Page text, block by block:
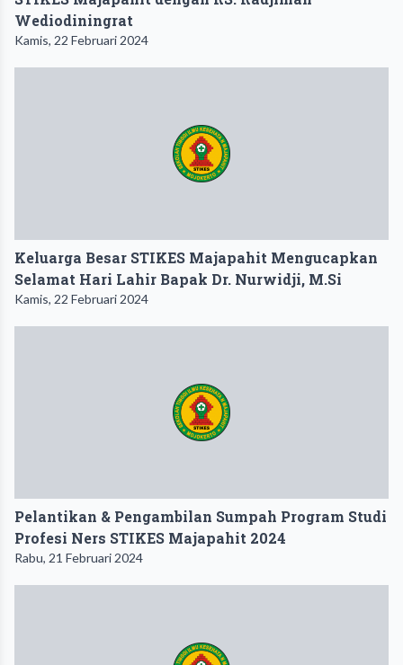
Wediodiningrat
Kamis, 22 Februari 2024
Keluarga Besar STIKES Majapahit Mengucapkan
Selamat Hari Lahir Bapak Dr. Nurwidji, M.Si
Kamis, 22 Februari 2024
Pelantikan & Pengambilan Sumpah Program Studi
Profesi Ners STIKES Majapahit 2024
Rabu, 21 Februari 2024